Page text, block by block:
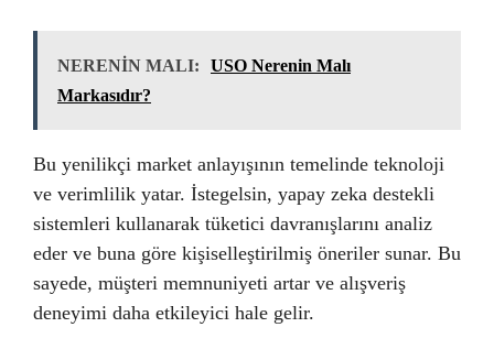
NERENİN MALI:
USO Nerenin Malı
Markasıdır?
Bu yenilikçi market anlayışının temelinde teknoloji
ve verimlilik yatar. İstegelsin, yapay zeka destekli
sistemleri kullanarak tüketici davranışlarını analiz
eder ve buna göre kişiselleştirilmiş öneriler sunar. Bu
sayede, müşteri memnuniyeti artar ve alışveriş
deneyimi daha etkileyici hale gelir.